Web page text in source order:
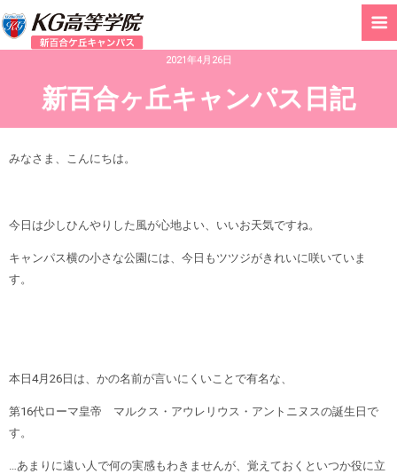
2021年4月26日
新百合ヶ丘キャンパス日記
みなさま、こんにちは。
今日は少しひんやりした風が心地よい、いいお天気ですね。
キャンパス横の小さな公園には、今日もツツジがきれいに咲いていま
す。
本日4月26日は、かの名前が言いにくいことで有名な、
第16代ローマ皇帝 マルクス・アウレリウス・アントニヌスの誕生日で
す。
…あまりに遠い人で何の実感もわきませんが、覚えておくといつか役に立